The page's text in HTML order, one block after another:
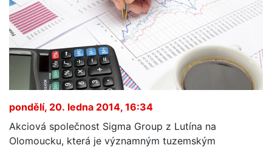
pondělí, 20. ledna 2014, 16:34
Akciová společnost Sigma Group z Lutína na
Olomoucku, která je významným tuzemským